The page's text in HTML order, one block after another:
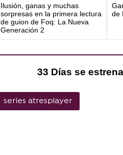
Ilusión, ganas y muchas
sorpresas en la primera lectura
de guion de Foq: La Nueva
Generación 2
de
33 Días se
series atresplayer